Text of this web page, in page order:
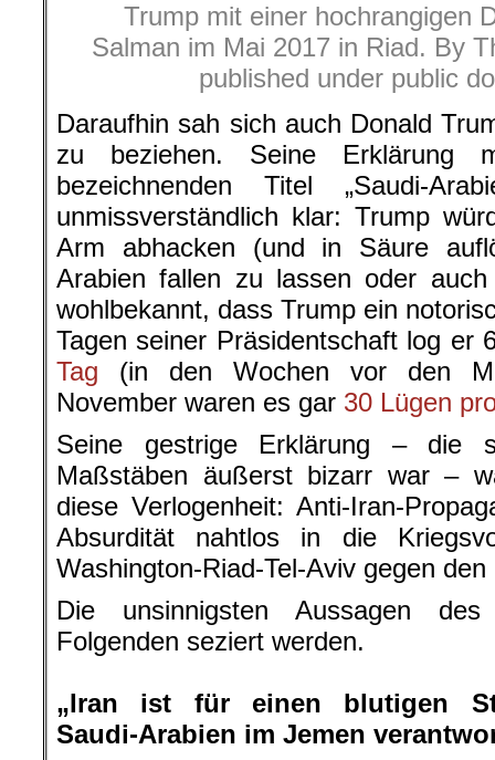
Trump mit einer hochrangigen
Salman im Mai 2017 in Riad. By
published under public
Daraufhin sah sich auch Donald
zu beziehen. Seine Erklärung
bezeichnenden Titel „Saudi-
unmissverständlich klar: Trump
Arm abhacken (und in Säure
Arabien fallen zu lassen oder
wohlbekannt, dass Trump ein
Tagen seiner Präsidentschaft log er
Tag (in den Wochen vor den
November waren es gar 30 Lügen
Seine gestrige Erklärung – die
Maßstäben äußerst bizarr war –
diese Verlogenheit: Anti-Iran-
Absurdität nahtlos in die
Washington-Riad-Tel-Aviv gegen
Die unsinnigsten Aussagen
Folgenden seziert werden.
„Iran ist für einen blutigen
Saudi-Arabien im Jemen